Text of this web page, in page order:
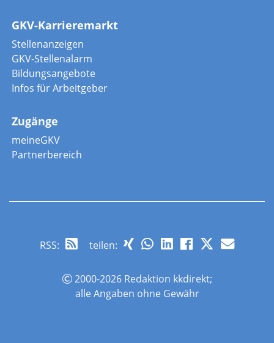
GKV-Karrieremarkt
Stellenanzeigen
GKV-Stellenalarm
Bildungsangebote
Infos für Arbeitgeber
Zugänge
meineGKV
Partnerbereich
RSS: teilen:
2000-2026 Redaktion kkdirekt;
alle Angaben ohne Gewähr